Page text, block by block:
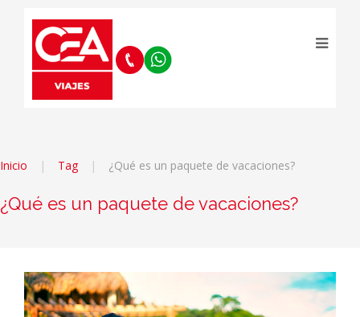
Inicio Tag ¿Qué es un paquete de vacaciones?
¿Qué es un paquete de vacaciones?